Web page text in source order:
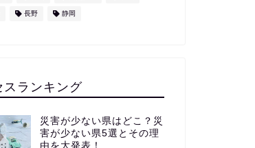
長野 静岡
スランキング
災害が少ない県はどこ？災
害が少ない県5選とその理
由を大発表！